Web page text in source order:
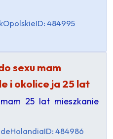
OpolskieID: 484995
sexu mam
i okolice ja 25 lat
25 lat mieszkanie
HolandiaID: 484986